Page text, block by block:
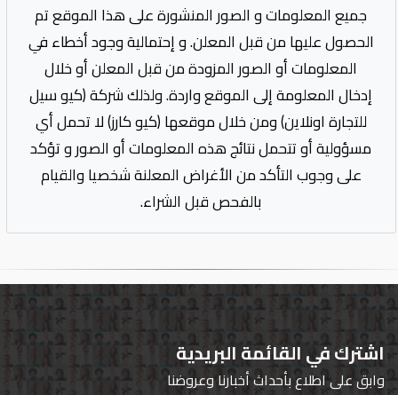
جميع المعلومات و الصور المنشورة على هذا الموقع تم
الحصول عليها من قبل المعلن. و إحتمالية وجود أخطاء في
المعلومات أو الصور المزودة من قبل المعلن أو خلال
إدخال المعلومة إلى الموقع واردة. ولذلك شركة (كيو سيل
للتجارة اونلاين) ومن خلال موقعها (كيو كارز) لا تحمل أي
مسؤولية أو تتحمل نتائج هذه المعلومات أو الصور و تؤكد
على وجوب التأكد من الأغراض المعلنة شخصيا والقيام
بالفحص قبل الشراء.
اشترك في القائمة البريدية
وابق على اطلاع بأحداث أخبارنا وعروضنا